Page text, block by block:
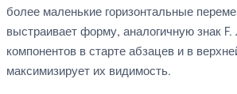
более маленькие горизонтальные
выстраивает форму, аналогичную знак F.
компонентов в старте абзацев и в
максимизирует их видимость.